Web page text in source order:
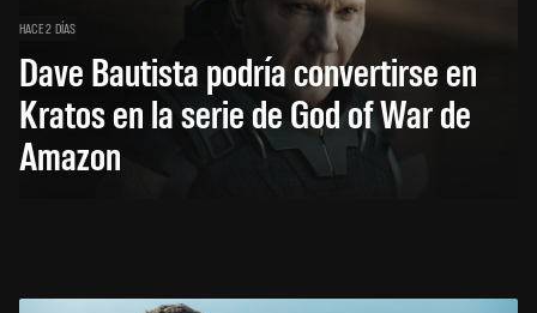
HACE 2 DÍAS
Dave Bautista podría convertirse en
Kratos en la serie de God of War de
Amazon